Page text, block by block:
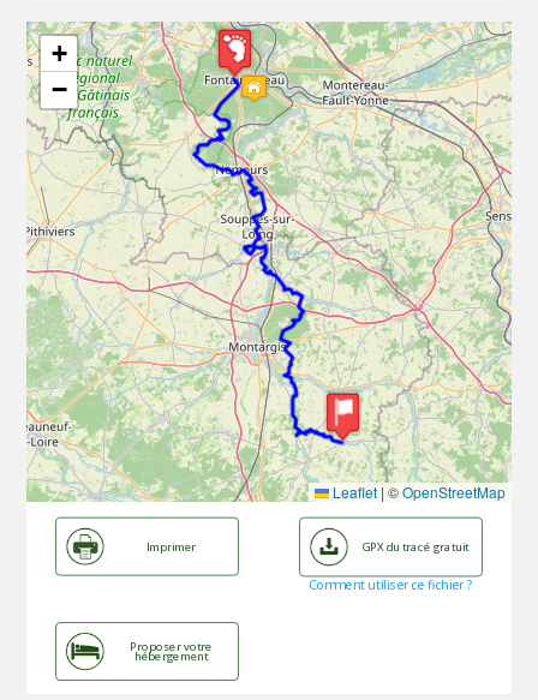
+
−
Leaflet | ©OpenStreetMap
Imprimer GPX du tracé gratuit
Comment utiliser ce fichier ?
Proposer votre
hébergement